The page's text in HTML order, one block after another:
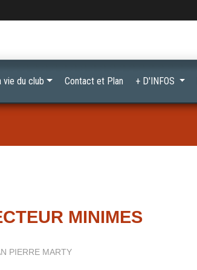
MINIMES
PIERRE MARTY
vie du club Contact et Plan + D'INFOS